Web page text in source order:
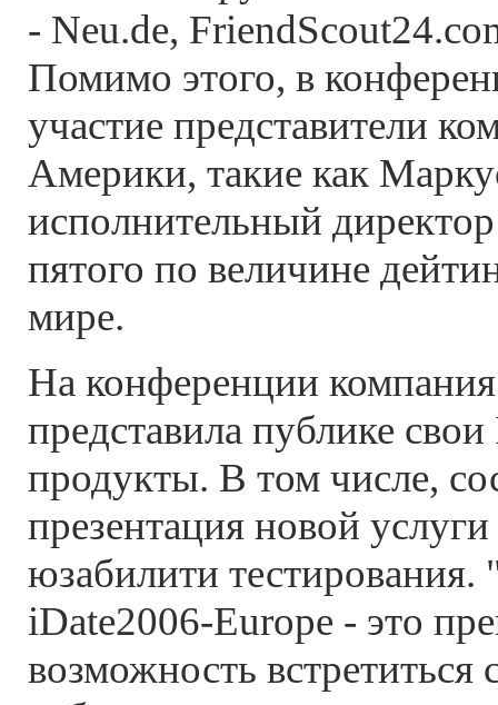
- Neu.de,
Помимо этого, в
участие представители
Америки, такие как
исполнительный
пятого по величине
мире.
На конференции
представила публике
продукты. В том числе,
презентация новой
юзабилити
iDate2006-Europe - это
возможность